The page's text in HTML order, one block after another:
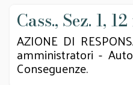
Cass., Sez. 1,
AZIONE DI
amministratori -
Conseguenze.